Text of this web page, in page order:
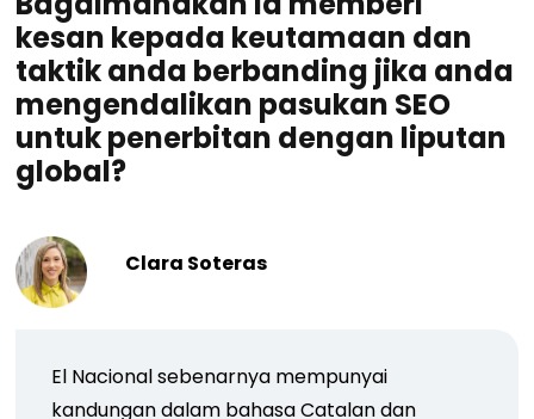
kesan kepada keutamaan dan
taktik anda berbanding jika anda
mengendalikan pasukan SEO
untuk penerbitan dengan liputan
global?
Clara Soteras
El Nacional sebenarnya mempunyai
kandungan dalam bahasa Catalan dan